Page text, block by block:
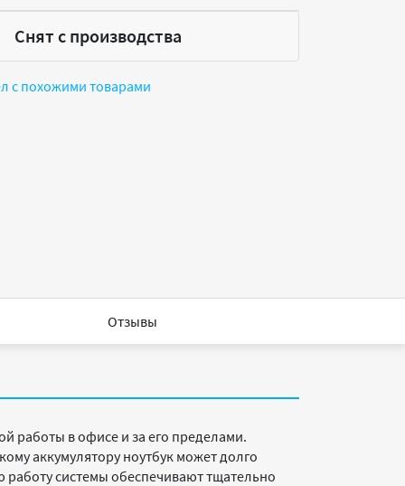
Снят с производства
с похожими товарами
Отзывы
работы в офисе и за его пределами.
аккумулятору ноутбук может долго
системы обеспечивают тщательно